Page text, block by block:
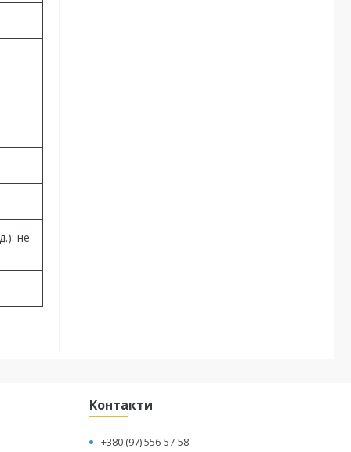
не
Контакти
+380 (97) 556-57-58